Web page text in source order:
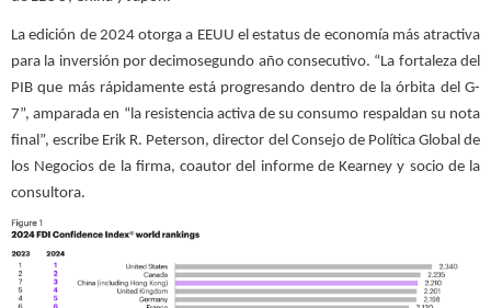
La edición de 2024 otorga a EEUU el estatus de economía más atractiva
para la inversión por decimosegundo año consecutivo. “La fortaleza del
PIB que más rápidamente está progresando dentro de la órbita del G-
7”, amparada en “la resistencia activa de su consumo respaldan su nota
final”, escribe Erik R. Peterson, director del Consejo de Política Global de
los Negocios de la firma, coautor del informe de Kearney y socio de la
consultora.